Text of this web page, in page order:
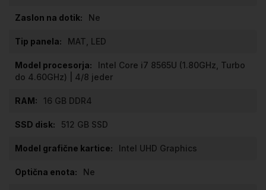
Ne
MAT, LED
Intel Core i7 8565U (1.80GHz, Turbo
do 4.60GHz) | 4/8 jeder
16 GB DDR4
512 GB SSD
Intel UHD Graphics
Ne